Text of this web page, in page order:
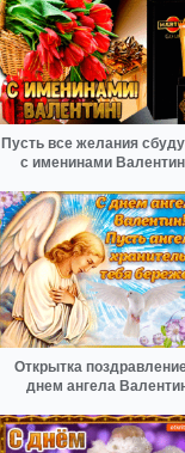
Пусть все желания
с именинами
Открытка
днем ангела